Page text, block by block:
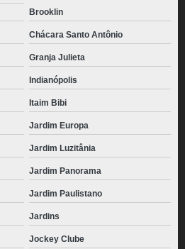
Brooklin
Chácara Santo Antônio
Granja Julieta
Indianópolis
Itaim Bibi
Jardim Europa
Jardim Luzitânia
Jardim Panorama
Jardim Paulistano
Jardins
Jockey Clube